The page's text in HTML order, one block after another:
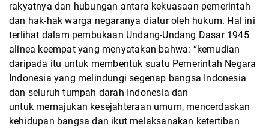
rakyatnya dan hubungan antara kekuasaan pemerintah
dan hak-hak warga negaranya diatur oleh hukum. Hal ini
terlihat dalam pembukaan Undang-Undang Dasar 1945
alinea keempat yang menyatakan bahwa: “kemudian
daripada itu untuk membentuk suatu Pemerintah Negara
Indonesia yang melindungi segenap bangsa Indonesia
dan seluruh tumpah darah Indonesia dan
untuk memajukan kesejahteraan umum, mencerdaskan
kehidupan bangsa dan ikut melaksanakan ketertiban